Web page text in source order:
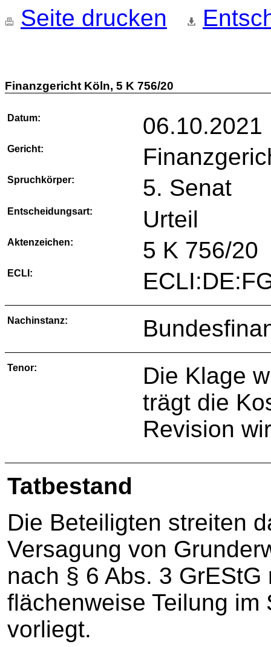
Seite drucken
Finanzgericht Köln, 5 K 756/20
Datum: 06.10.2021
Gericht:
Spruchkörper: 5. Senat
Entscheidungsart: Urteil
Aktenzeichen: 5 K 756/20
ECLI:
Nachinstanz:
Tenor:
Die Klage
trägt die
Revision
Tatbestand
Die Beteiligten streiten
Versagung von
nach § 6 Abs. 3
flächenweise Teilung im
vorliegt.